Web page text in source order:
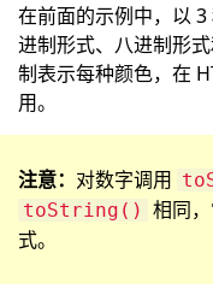
在前面的示例中，以
进制形式、八进制形
制表示每种颜色，在
用。
注意： 对数字调用
toString() 相同
式。